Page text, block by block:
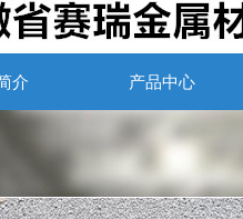
介 产品中心